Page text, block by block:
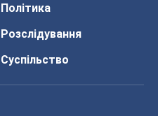
Політика
Розслідування
Суспільство